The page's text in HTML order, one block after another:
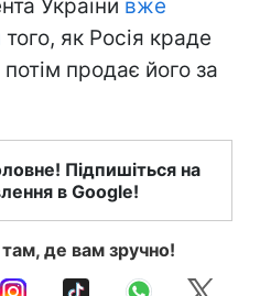
України вже
того, як Росія краде
продає його за
Підпишіться на
в Google!
де вам зручно!